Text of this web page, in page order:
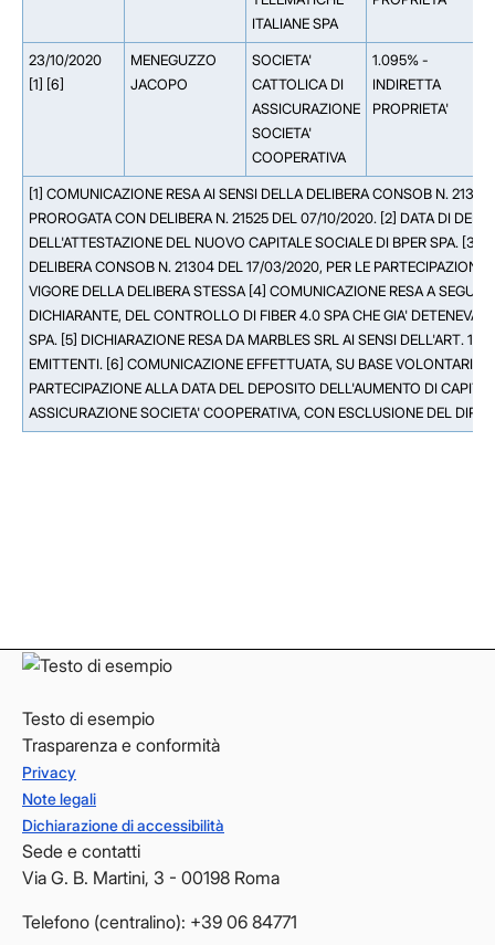
ITALIANE SPA
23/10/2020
[1] [6]
MENEGUZZO
JACOPO
SOCIETA'
CATTOLICA DI
ASSICURAZIONE
SOCIETA'
COOPERATIVA
1.095% -
INDIRETTA
PROPRIETA'
[1] COMUNICAZIONE RESA AI SENSI DELLA DELIBERA CONSOB N.
PROROGATA CON DELIBERA N. 21525 DEL 07/10/2020. [2] DATA DI
DELL'ATTESTAZIONE DEL NUOVO CAPITALE SOCIALE DI BPER SPA. [3]
DELIBERA CONSOB N. 21304 DEL 17/03/2020, PER LE PARTECIPAZIONI
VIGORE DELLA DELIBERA STESSA [4] COMUNICAZIONE RESA A
DICHIARANTE, DEL CONTROLLO DI FIBER 4.0 SPA CHE GIA' DETENEVA
SPA. [5] DICHIARAZIONE RESA DA MARBLES SRL AI SENSI DELL'ART.
EMITTENTI. [6] COMUNICAZIONE EFFETTUATA, SU BASE VOLONTARIA,
PARTECIPAZIONE ALLA DATA DEL DEPOSITO DELL'AUMENTO DI
ASSICURAZIONE SOCIETA' COOPERATIVA, CON ESCLUSIONE DEL
Testo di esempio
Trasparenza e conformità
Privacy
Note legali
Dichiarazione di accessibilità
Sede e contatti
Via G. B. Martini, 3 - 00198 Roma
Telefono (centralino): +39 06 84771